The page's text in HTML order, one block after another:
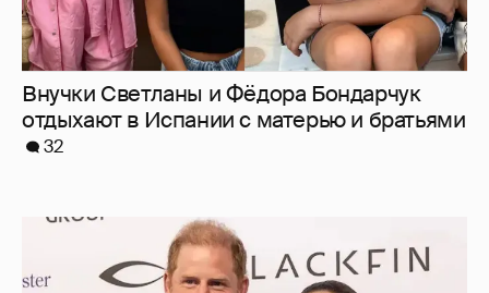
Внучки Светланы и Фёдора Бондарчук
отдыхают в Испании с матерью и братьями
32